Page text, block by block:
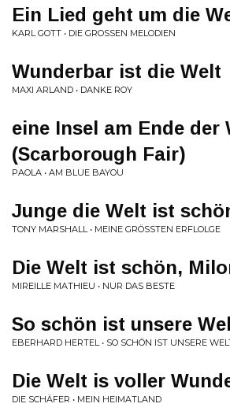
Ein Lied geht um die
KARL GOTT • DIE GROSSEN MELODIEN
Wunderbar ist die Welt
MAXI ARLAND • DANKE ROY
eine Insel am Ende der
(Scarborough Fair)
PAOLA • AM BLUE BAYOU
Junge die Welt ist
TONY MARSHALL • MEINE GRÖSSTEN ERFLOLGE
Die Welt ist schön,
MIREILLE MATHIEU • NUR DAS BESTE
So schön ist unsere
EBERHARD HERTEL • SO SCHÖN IST UNSERE
Die Welt is voller
DIE SCHÄFER • MEIN HEIMATLAND